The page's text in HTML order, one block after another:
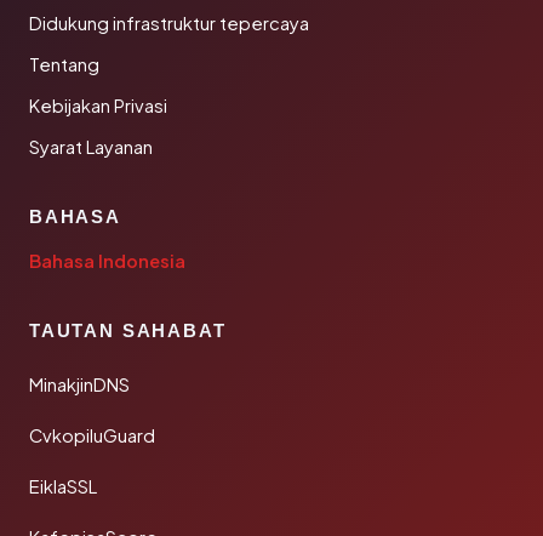
Didukung infrastruktur tepercaya
Tentang
Kebijakan Privasi
Syarat Layanan
BAHASA
Bahasa Indonesia
TAUTAN SAHABAT
MinakjinDNS
CvkopiluGuard
EiklaSSL